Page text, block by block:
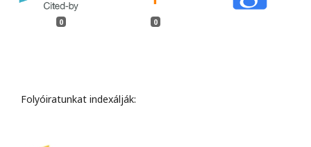
0 0
Folyóiratunkat indexálják: